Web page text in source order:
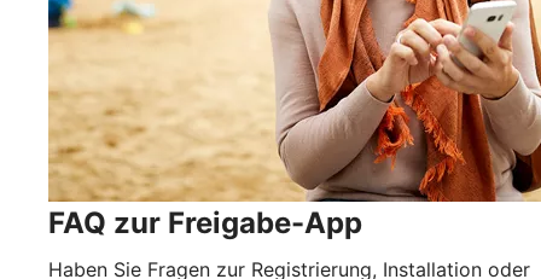
FAQ zur Freigabe-App
Haben Sie Fragen zur Registrierung, Installation oder